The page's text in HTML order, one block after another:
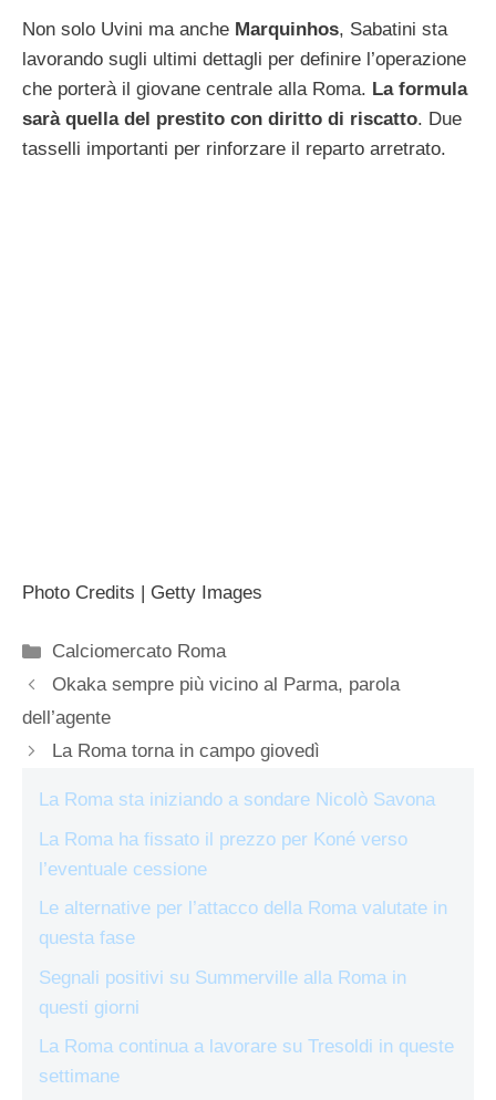
Non solo Uvini ma anche Marquinhos, Sabatini sta
lavorando sugli ultimi dettagli per definire l’operazione
che porterà il giovane centrale alla Roma. La formula
sarà quella del prestito con diritto di riscatto. Due
tasselli importanti per rinforzare il reparto arretrato.
Photo Credits | Getty Images
Categorie
Calciomercato Roma
Okaka sempre più vicino al Parma, parola
dell’agente
La Roma torna in campo giovedì
La Roma sta iniziando a sondare Nicolò Savona
La Roma ha fissato il prezzo per Koné verso
l’eventuale cessione
Le alternative per l’attacco della Roma valutate in
questa fase
Segnali positivi su Summerville alla Roma in
questi giorni
La Roma continua a lavorare su Tresoldi in queste
settimane